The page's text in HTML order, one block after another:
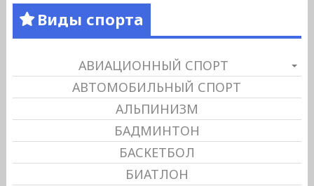
Виды спорта
АВИАЦИОННЫЙ СПОРТ
АВТОМОБИЛЬНЫЙ СПОРТ
АЛЬПИНИЗМ
БАДМИНТОН
БАСКЕТБОЛ
БИАТЛОН